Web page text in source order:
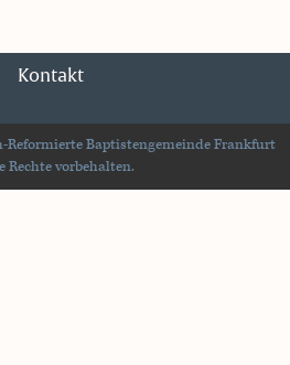
Kontakt
Reformierte Baptistengemeinde Frankfurt
Rechte vorbehalten.